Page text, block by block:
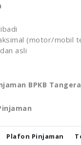
(motor/mobil
asli
BPKB
Plafon Pinjaman